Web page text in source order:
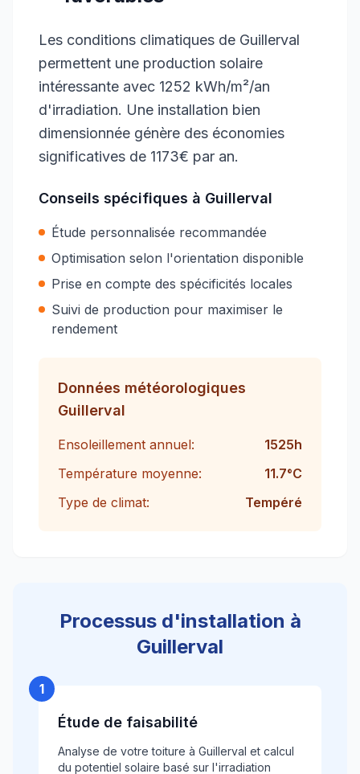
Les conditions climatiques de Guillerval
permettent une production solaire
intéressante avec 1252 kWh/m²/an
d'irradiation. Une installation bien
dimensionnée génère des économies
significatives de 1173€ par an.
Conseils spécifiques à Guillerval
Étude personnalisée recommandée
Optimisation selon l'orientation disponible
Prise en compte des spécificités locales
Suivi de production pour maximiser le
rendement
Données météorologiques
Guillerval
Ensoleillement annuel: 1525h
Température moyenne:
11.7°C
Type de climat:
Tempéré
Processus d'installation à
Guillerval
1
Étude de faisabilité
Analyse de votre toiture à Guillerval et calcul
du potentiel solaire basé sur l'irradiation